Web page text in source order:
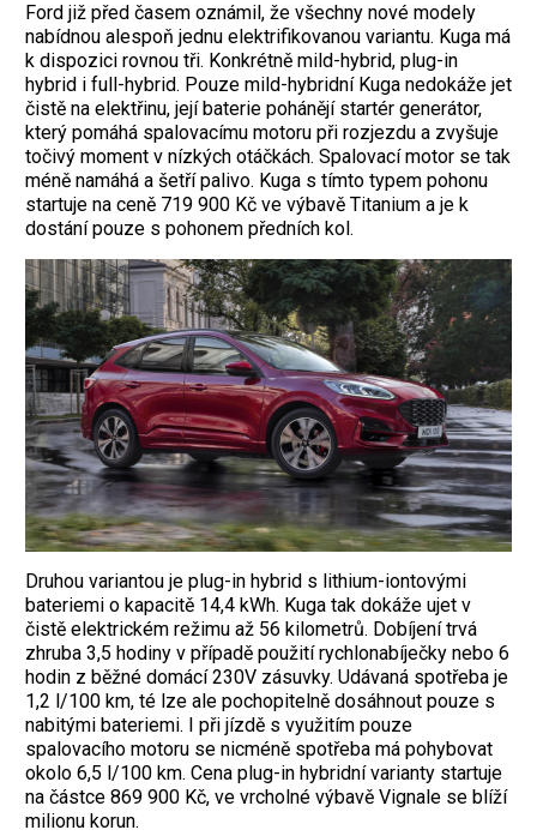
Ford již před časem oznámil, že všechny nové modely
nabídnou alespoň jednu elektrifikovanou variantu. Kuga má
k dispozici rovnou tři. Konkrétně mild-hybrid, plug-in
hybrid i full-hybrid. Pouze mild-hybridní Kuga nedokáže jet
čistě na elektřinu, její baterie pohánějí startér generátor,
který pomáhá spalovacímu motoru při rozjezdu a zvyšuje
točivý moment v nízkých otáčkách. Spalovací motor se tak
méně namáhá a šetří palivo. Kuga s tímto typem pohonu
startuje na ceně 719 900 Kč ve výbavě Titanium a je k
dostání pouze s pohonem předních kol.
Druhou variantou je plug-in hybrid s lithium-iontovými
bateriemi o kapacitě 14,4 kWh. Kuga tak dokáže ujet v
čistě elektrickém režimu až 56 kilometrů. Dobíjení trvá
zhruba 3,5 hodiny v případě použití rychlonabíječky nebo 6
hodin z běžné domácí 230V zásuvky. Udávaná spotřeba je
1,2 l/100 km, té lze ale pochopitelně dosáhnout pouze s
nabitými bateriemi. I při jízdě s využitím pouze
spalovacího motoru se nicméně spotřeba má pohybovat
okolo 6,5 l/100 km. Cena plug-in hybridní varianty startuje
na částce 869 900 Kč, ve vrcholné výbavě Vignale se blíží
milionu korun.